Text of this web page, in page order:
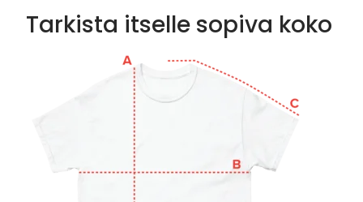
Tarkista itselle sopiva koko